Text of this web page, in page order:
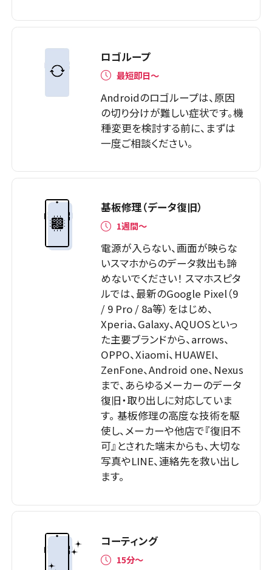
ロゴループ
最短即日～
Androidのロゴループは、原因
の切り分けが難しい症状です。機
種変更を検討する前に、まずは
一度ご相談ください。
基板修理（データ復旧）
1週間～
電源が入らない、画面が映らな
いスマホからのデータ救出も諦
めないでください！ スマホスピタ
ルでは、最新のGoogle Pixel（9
/ 9 Pro / 8a等）をはじめ、
Xperia、Galaxy、AQUOSといっ
た主要ブランドから、arrows、
OPPO、Xiaomi、HUAWEI、
ZenFone、Android one、Nexus
まで、あらゆるメーカーのデータ
復旧・取り出しに対応していま
す。 基板修理の高度な技術を駆
使し、メーカーや他店で『復旧不
可』とされた端末からも、大切な
写真やLINE、連絡先を救い出し
ます。
コーティング
15分〜